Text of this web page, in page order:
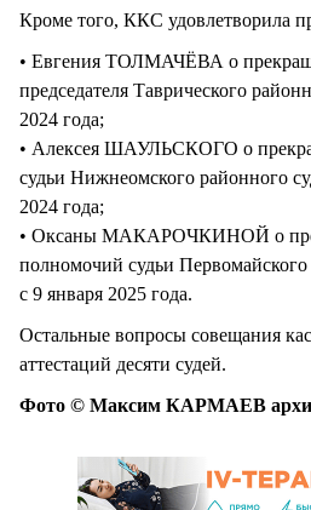
Кроме того, ККС удовлетворила
• Евгения ТОЛМАЧЁВА о
председателя Таврического
2024 года;
• Алексея ШАУЛЬСКОГО о
судьи Нижнеомского районного
2024 года;
• Оксаны МАКАРОЧКИНОЙ о
полномочий судьи Первомайского
с 9 января 2025 года.
Остальные вопросы совещания
аттестаций десяти судей.
Фото © Максим КАРМАЕВ